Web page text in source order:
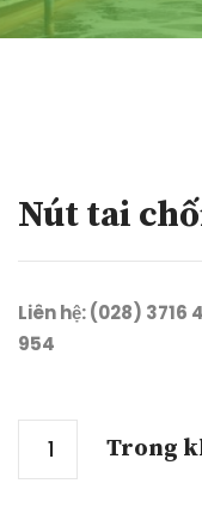
Nút tai
Liên hệ: (028) 3716
954
Trong